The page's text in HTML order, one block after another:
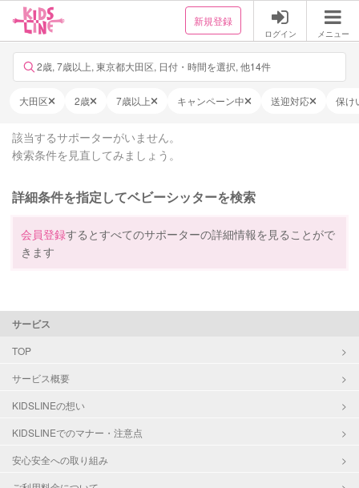
新規登録
ログイン メニュー
2歳, 7歳以上, 東京都大田区, 日付・時間を選択, 他14件
大田区 2歳 7歳以上 キャンペーン中 送迎対応 保け
該当するサポーターがいません。
検索条件を見直してみましょう。
詳細条件を指定してベビーシッターを検索
会員登録するとすべてのサポーターの詳細情報を見ることがで
きます
サービス
TOP
サービス概要
KIDSLINEの想い
KIDSLINEでのマナー・注意点
安心安全への取り組み